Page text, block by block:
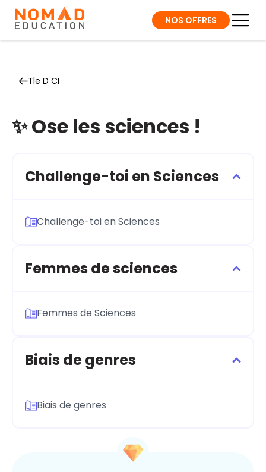
NOS OFFRES
Tle D CI
✨ Ose les sciences !
Challenge-toi en Sciences
Challenge-toi en Sciences
Femmes de sciences
Femmes de Sciences
Biais de genres
Biais de genres